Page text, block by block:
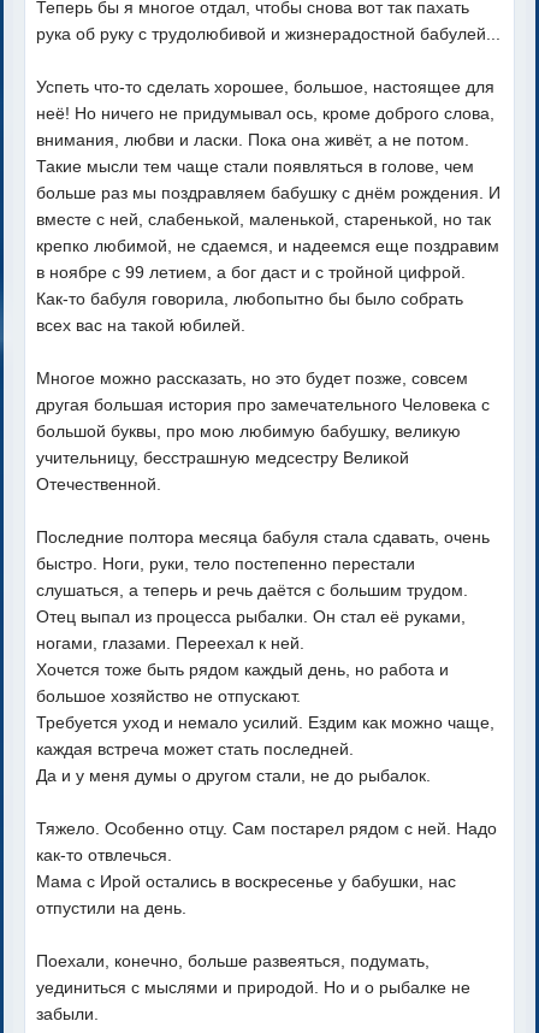
Теперь бы я многое отдал, чтобы снова вот так пахать
рука об руку с трудолюбивой и жизнерадостной бабулей...
Успеть что-то сделать хорошее, большое, настоящее для
неё! Но ничего не придумывал ось, кроме доброго слова,
внимания, любви и ласки. Пока она живёт, а не потом.
Такие мысли тем чаще стали появляться в голове, чем
больше раз мы поздравляем бабушку с днём рождения. И
вместе с ней, слабенькой, маленькой, старенькой, но так
крепко любимой, не сдаемся, и надеемся еще поздравим
в ноябре с 99 летием, а бог даст и с тройной цифрой.
Как-то бабуля говорила, любопытно бы было собрать
всех вас на такой юбилей.
Многое можно рассказать, но это будет позже, совсем
другая большая история про замечательного Человека с
большой буквы, про мою любимую бабушку, великую
учительницу, бесстрашную медсестру Великой
Отечественной.
Последние полтора месяца бабуля стала сдавать, очень
быстро. Ноги, руки, тело постепенно перестали
слушаться, а теперь и речь даётся с большим трудом.
Отец выпал из процесса рыбалки. Он стал её руками,
ногами, глазами. Переехал к ней.
Хочется тоже быть рядом каждый день, но работа и
большое хозяйство не отпускают.
Требуется уход и немало усилий. Ездим как можно чаще,
каждая встреча может стать последней.
Да и у меня думы о другом стали, не до рыбалок.
Тяжело. Особенно отцу. Сам постарел рядом с ней. Надо
как-то отвлечься.
Мама с Ирой остались в воскресенье у бабушки, нас
отпустили на день.
Поехали, конечно, больше развеяться, подумать,
уединиться с мыслями и природой. Но и о рыбалке не
забыли.